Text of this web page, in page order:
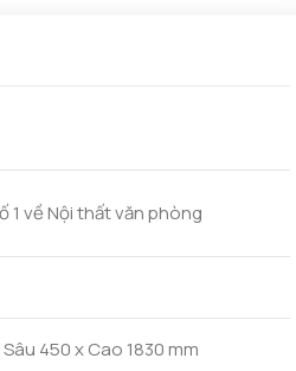
1 về Nội thất văn phòng
450 x Cao 1830 mm